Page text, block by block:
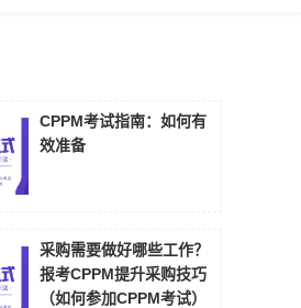
CPPM考试指南：如何有
效准备
采购需要做好哪些工作？
报考CPPM提升采购技巧
（如何参加CPPM考试）